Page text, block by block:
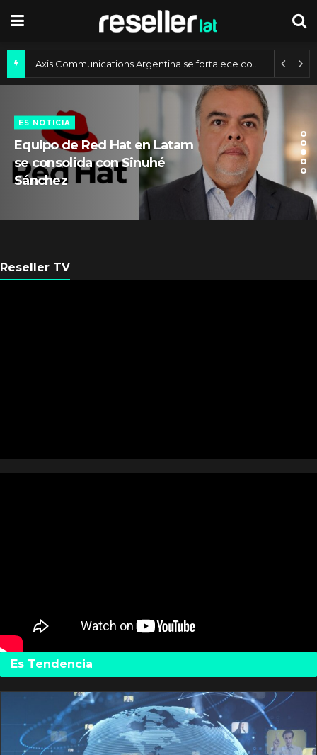
ES NOTICIA
Equipo de Red Hat en Latam
se consolida con Sinuhé
Sánchez
Reseller TV
Es Tendencia